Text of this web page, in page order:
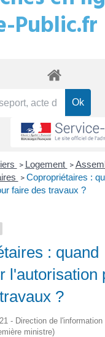
Public.fr
> Logement >
> Copropriétaires :
faire des travaux ?
: quand
l'autorisation
?
- Direction de l'information
ministre)